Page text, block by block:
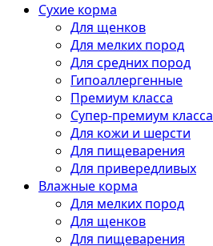
Сухие корма
Для щенков
Для мелких пород
Для средних пород
Гипоаллергенные
Премиум класса
Супер-премиум класса
Для кожи и шерсти
Для пищеварения
Для привередливых
Влажные корма
Для мелких пород
Для щенков
Для пищеварения